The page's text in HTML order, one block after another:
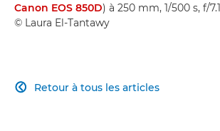
Canon EOS 850D) à 250 mm, 1/500 s, f/
© Laura El-Tantawy
Retour à tous les articles
